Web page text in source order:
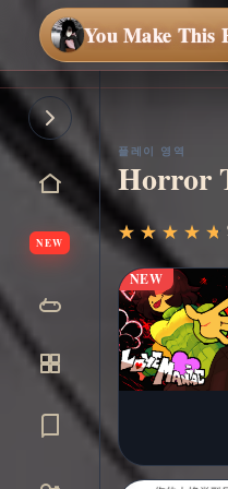
You Make This
NEW
이
플레이 영역
Horror
★
★ ★
★ ★
★ ★
★ ★
★
NEW